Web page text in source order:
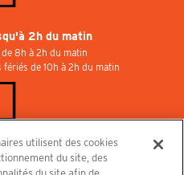
2h du matin
8h à 2h du matin
de 10h à 2h du matin
Publicisdrugstore !
et le cinéma. Contactez-nous :
utilisent des cookies
du site, des